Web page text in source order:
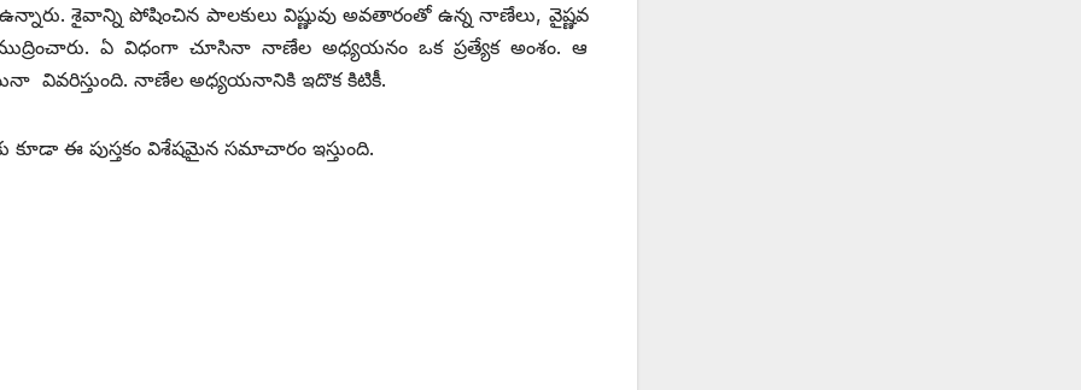
శైవాన్ని పోషించిన పాలకులు విష్ణువు అవతారంతో ఉన్న నాణేలు, వైష్ణవ
ఏ విధంగా చూసినా నాణేల అధ్యయనం ఒక ప్రత్యేక అంశం. ఆ
వివరిస్తుంది. నాణేల అధ్యయనానికి ఇదొక కిటికీ.
కూడా ఈ పుస్తకం విశేషమైన సమాచారం ఇస్తుంది.